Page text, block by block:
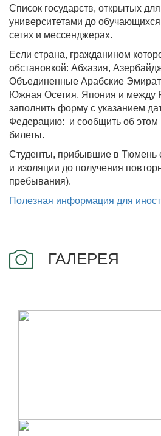
Список государств, открытых
университетами до
сетях и мессенджерах.
Если страна, гражданином
обстановкой: Абхазия,
Объединенные Арабские
Южная Осетия, Япония и между
заполнить форму с указанием
Федерацию: и сообщить об этом
билеты.
Студенты, прибывшие в Тюмень
и изоляции до получения
пребывания).
Полезная информация для
ГАЛЕРЕЯ